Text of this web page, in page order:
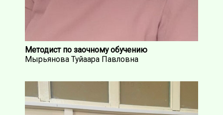
Методист по заочному обучению
Мырьянова Туйаара Павловна